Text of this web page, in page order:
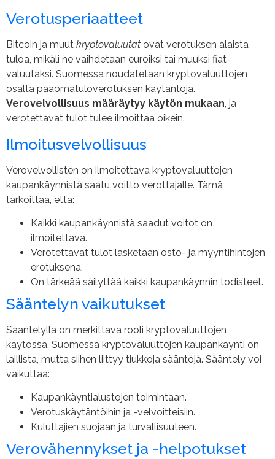
Verotusperiaatteet
Bitcoin ja muut kryptovaluutat ovat verotuksen alaista
tuloa, mikäli ne vaihdetaan euroiksi tai muuksi fiat-
valuutaksi. Suomessa noudatetaan kryptovaluuttojen
osalta pääomatuloverotuksen käytäntöjä.
Verovelvollisuus määräytyy käytön mukaan, ja
verotettavat tulot tulee ilmoittaa oikein.
Ilmoitusvelvollisuus
Verovelvollisten on ilmoitettava kryptovaluuttojen
kaupankäynnistä saatu voitto verottajalle. Tämä
tarkoittaa, että:
Kaikki kaupankäynnistä saadut voitot on
ilmoitettava.
Verotettavat tulot lasketaan osto- ja myyntihintojen
erotuksena.
On tärkeää säilyttää kaikki kaupankäynnin todisteet.
Sääntelyn vaikutukset
Sääntelyllä on merkittävä rooli kryptovaluuttojen
käytössä. Suomessa kryptovaluuttojen kaupankäynti on
laillista, mutta siihen liittyy tiukkoja sääntöjä. Sääntely voi
vaikuttaa:
Kaupankäyntialustojen toimintaan.
Verotuskäytäntöihin ja -velvoitteisiin.
Kuluttajien suojaan ja turvallisuuteen.
Verovähennykset ja -helpotukset